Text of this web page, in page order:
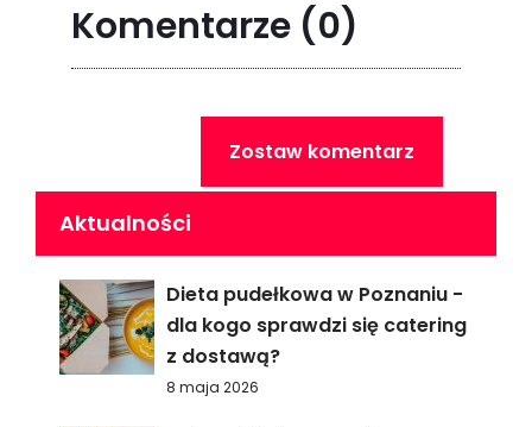
Komentarze (0)
Zostaw komentarz
Aktualności
Dieta pudełkowa w Poznaniu -
dla kogo sprawdzi się catering
z dostawą?
8 maja 2026